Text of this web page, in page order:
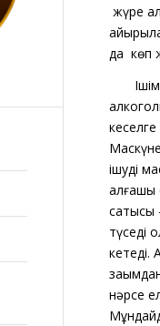
жүре
да көп
ішуді
сатысы
түседі
кетеді.
нәрсе